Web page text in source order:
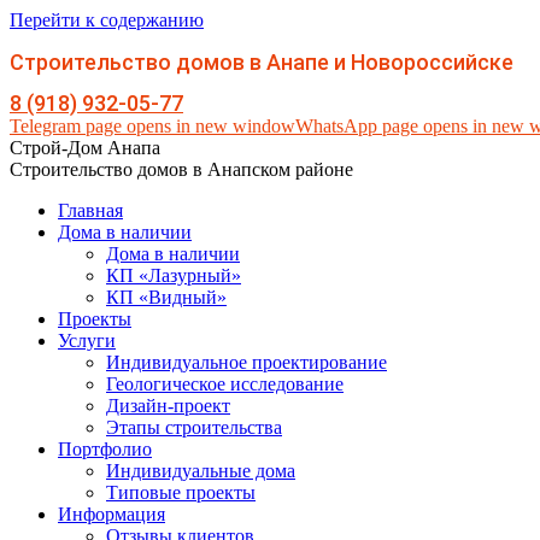
Перейти к содержанию
Строительство домов в Анапе и Новороссийске
8 (918) 932-05-77
Telegram page opens in new windowWhatsApp page opens in new
Строй-Дом Анапа
Строительство домов в Анапском районе
Главная
Дома в наличии
Дома в наличии
КП «Лазурный»
КП «Видный»
Проекты
Услуги
Индивидуальное проектирование
Геологическое исследование
Дизайн-проект
Этапы строительства
Портфолио
Индивидуальные дома
Типовые проекты
Информация
Отзывы клиентов